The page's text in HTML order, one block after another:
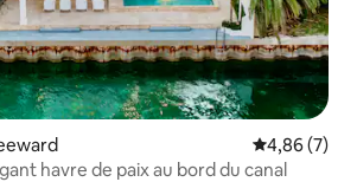
Évaluation
4,86 (7)
havre de paix au bord du canal